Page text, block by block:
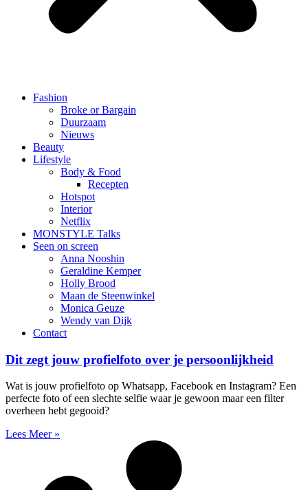
Fashion
Broke or Bargain
Duurzaam
Nieuws
Beauty
Lifestyle
Body & Food
Recepten
Hotspot
Interior
Netflix
MONSTYLE Talks
Seen on screen
Anna Nooshin
Geraldine Kemper
Holly Brood
Maan de Steenwinkel
Monica Geuze
Wendy van Dijk
Contact
Dit zegt jouw profielfoto over je persoonlijkheid
Wat is jouw profielfoto op Whatsapp, Facebook en Instagram? Een
perfecte foto of een slechte selfie waar je gewoon maar een filter
overheen hebt gegooid?
Lees Meer »